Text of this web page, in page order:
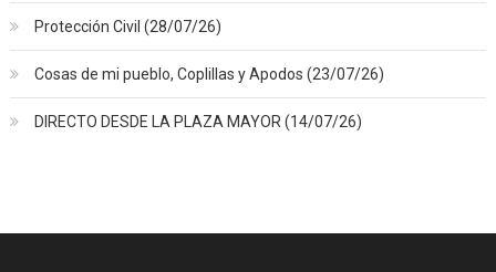
Protección Civil (28/07/26)
Cosas de mi pueblo, Coplillas y Apodos (23/07/26)
DIRECTO DESDE LA PLAZA MAYOR (14/07/26)